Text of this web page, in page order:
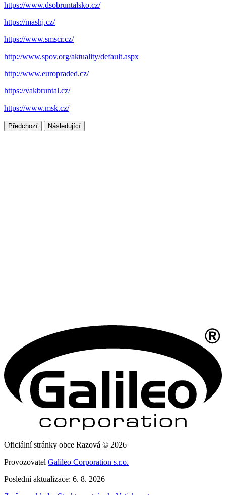
https://www.dsobruntalsko.cz/
https://mashj.cz/
https://www.smscr.cz/
http://www.spov.org/aktuality/default.aspx
http://www.europraded.cz/
https://vakbruntal.cz/
https://www.msk.cz/
Předchozí Následující
Oficiální stránky obce Razová © 2026
Provozovatel Galileo Corporation s.r.o.
Poslední aktualizace: 6. 8. 2026